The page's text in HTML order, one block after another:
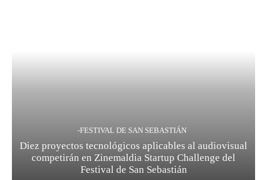
-FESTIVAL DE SAN SEBASTIÁN
Diez proyectos tecnológicos aplicables al audiovisual
competirán en Zinemaldia Startup Challenge del
Festival de San Sebastián